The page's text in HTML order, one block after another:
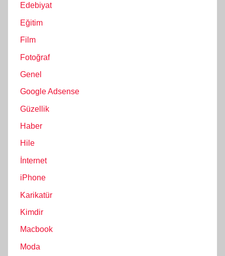
Edebiyat
Eğitim
Film
Fotoğraf
Genel
Google Adsense
Güzellik
Haber
Hile
İnternet
iPhone
Karikatür
Kimdir
Macbook
Moda